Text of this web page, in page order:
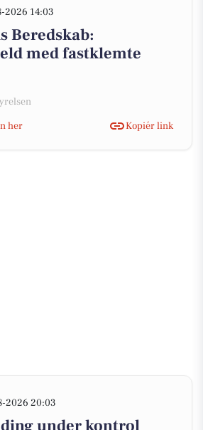
2026 14:03
Beredskab:
med fastklemte
her
Kopiér link
2026 20:03
under kontrol